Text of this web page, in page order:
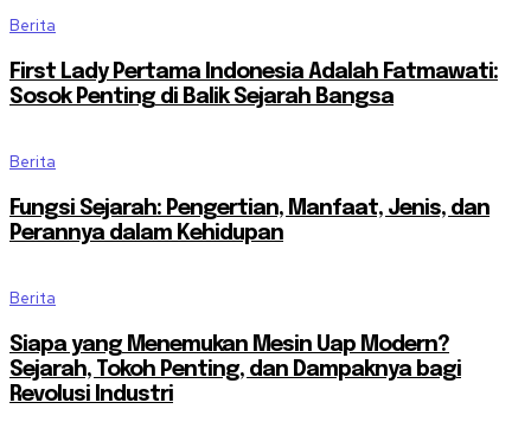
Berita
First Lady Pertama Indonesia Adalah Fatmawati:
Sosok Penting di Balik Sejarah Bangsa
Berita
Fungsi Sejarah: Pengertian, Manfaat, Jenis, dan
Perannya dalam Kehidupan
Berita
Siapa yang Menemukan Mesin Uap Modern?
Sejarah, Tokoh Penting, dan Dampaknya bagi
Revolusi Industri